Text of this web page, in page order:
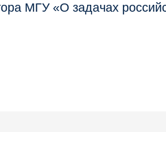
МГУ «О задачах